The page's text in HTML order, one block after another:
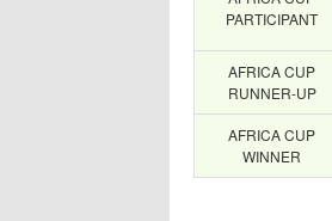
PARTICIPANT
AFRICA CUP
RUNNER-UP
AFRICA CUP
WINNER